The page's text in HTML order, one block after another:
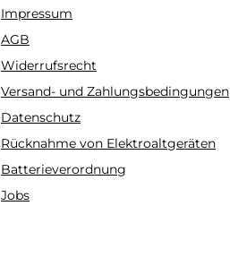
Impressum
AGB
Widerrufsrecht
Versand- und Zahlungsbedingungen
Datenschutz
Rücknahme von Elektroaltgeräten
Batterieverordnung
Jobs